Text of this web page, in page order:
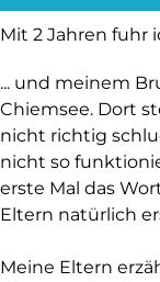
Mit 2 Jahren fuhr
... und meinem
Chiemsee. Dort
nicht richtig
nicht so
erste Mal das
Eltern natürlich
Meine Eltern